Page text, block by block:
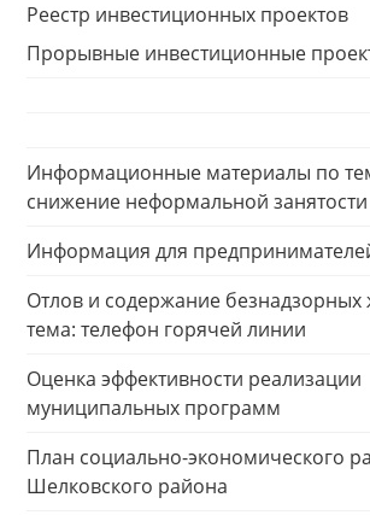
Реестр инвестиционных проектов
Прорывные инвестиционные
Информационные материалы по
снижение неформальной занятости
Информация для
Отлов и содержание
тема: телефон горячей линии
Оценка эффективности реализации
муниципальных программ
План социально-экономического
Шелковского района